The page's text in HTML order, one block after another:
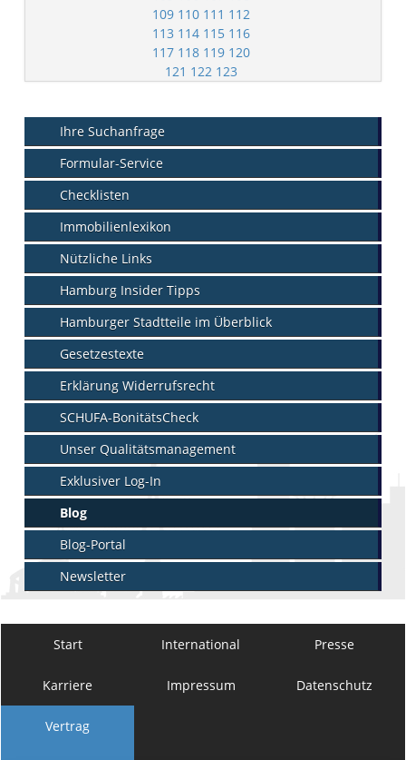
109 110 111 112
113 114 115 116
117 118 119 120
121 122 123
Ihre Suchanfrage
Formular-Service
Checklisten
Immobilienlexikon
Nützliche Links
Hamburg Insider Tipps
Hamburger Stadtteile im Überblick
Gesetzestexte
Erklärung Widerrufsrecht
SCHUFA-BonitätsCheck
Unser Qualitätsmanagement
Exklusiver Log-In
Blog
Blog-Portal
Newsletter
Start International Presse
Karriere Impressum Datenschutz
Vertrag